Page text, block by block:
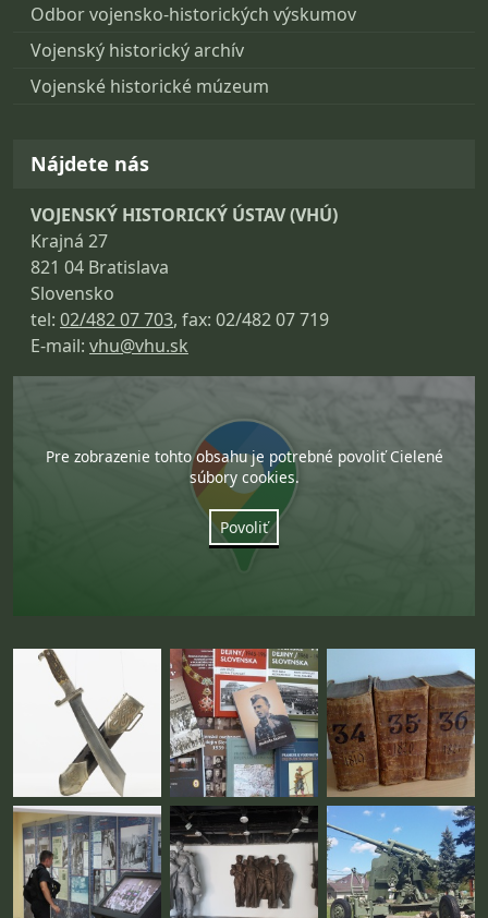
Odbor vojensko-historických výskumov
Vojenský historický archív
Vojenské historické múzeum
Nájdete nás
VOJENSKÝ HISTORICKÝ ÚSTAV (VHÚ)
Krajná 27
821 04 Bratislava
Slovensko
tel: 02/482 07 703, fax: 02/482 07 719
E-mail: vhu@vhu.sk
Pre zobrazenie tohto obsahu je potrebné povoliť Cielené
súbory cookies.
Povoliť
Fotogaléria